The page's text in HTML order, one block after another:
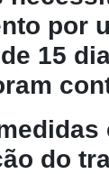
por
15
do